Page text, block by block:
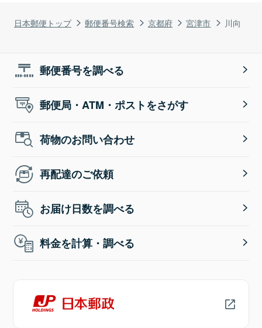
日本郵便トップ 郵便番号検索 京都府 宮津市 川向
郵便番号を調べる
郵便局・ATM・ポストをさがす
荷物のお問い合わせ
再配達のご依頼
お届け日数を調べる
料金を計算・調べる